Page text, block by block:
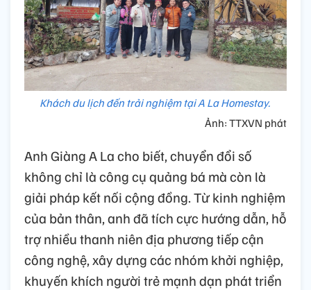
Khách du lịch đến trải nghiệm tại A La Homestay.
Ảnh: TTXVN phát
Anh Giàng A La cho biết, chuyển đổi số
không chỉ là công cụ quảng bá mà còn là
giải pháp kết nối cộng đồng. Từ kinh nghiệm
của bản thân, anh đã tích cực hướng dẫn, hỗ
trợ nhiều thanh niên địa phương tiếp cận
công nghệ, xây dựng các nhóm khởi nghiệp,
khuyến khích người trẻ mạnh dạn phát triển